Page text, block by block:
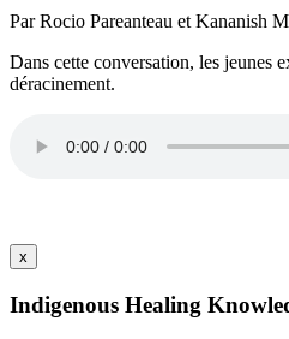
Par Rocio Pareanteau et Kananish
Dans cette conversation, les jeunes
déracinement.
x
Indigenous Healing